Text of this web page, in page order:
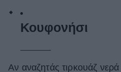
Κουφονήσι
Αν αναζητάς τιρκουάζ